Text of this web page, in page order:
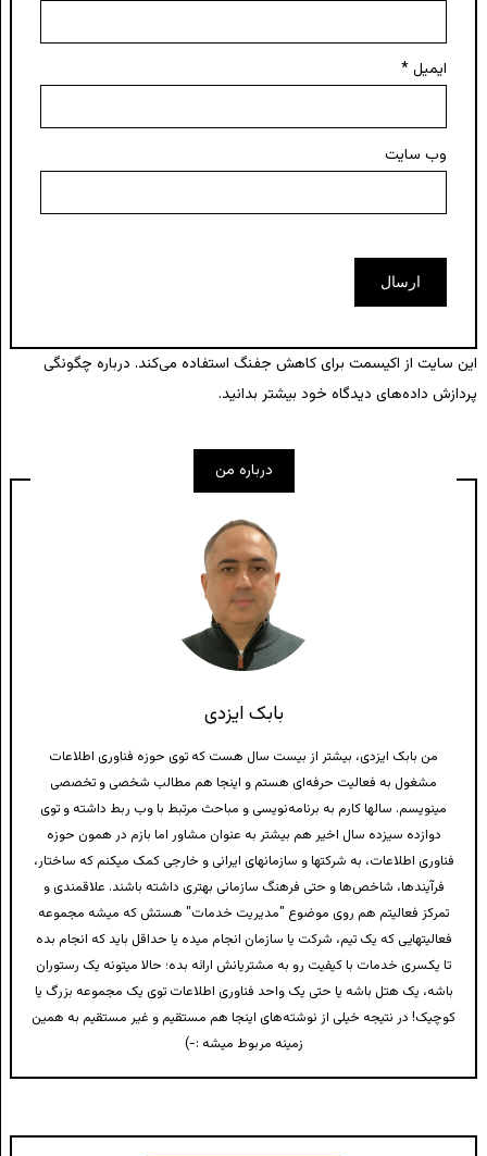
ایمیل*
وب‌ سایت
این سایت از اکیسمت برای کاهش جفنگ استفاده می‌کند. درباره چگونگی
پردازش داده‌های دیدگاه خود بیشتر بدانید.
درباره من
بابک ایزدی
من بابک ایزدی، بیشتر از بیست سال هست که توی حوزه فناوری اطلاعات
مشغول به فعالیت حرفه‌ای هستم و اینجا هم مطالب شخصی و تخصصی
مینویسم. سالها کارم به برنامه‌نویسی و مباحث مرتبط با وب ربط داشته و توی
دوازده سیزده سال اخیر هم بیشتر به عنوان مشاور اما بازم در همون حوزه
فناوری اطلاعات، به شرکتها و سازمانهای ایرانی و خارجی کمک میکنم که ساختار،
فرآیندها، شاخص‌ها و حتی فرهنگ سازمانی بهتری داشته باشند. علاقمندی و
تمرکز فعالیتم هم روی موضوع "مدیریت خدمات" هستش که میشه مجموعه
فعالیتهایی که یک تیم، شرکت یا سازمان انجام میده یا حداقل باید که انجام بده
تا یکسری خدمات با کیفیت رو به مشتریانش ارائه بده؛ حالا میتونه یک رستوران
باشه، یک هتل باشه یا حتی یک واحد فناوری اطلاعات توی یک مجموعه بزرگ یا
کوچیک! در نتیجه خیلی از نوشته‌های اینجا هم مستقیم و غیر مستقیم به همین
زمینه مربوط میشه :-)